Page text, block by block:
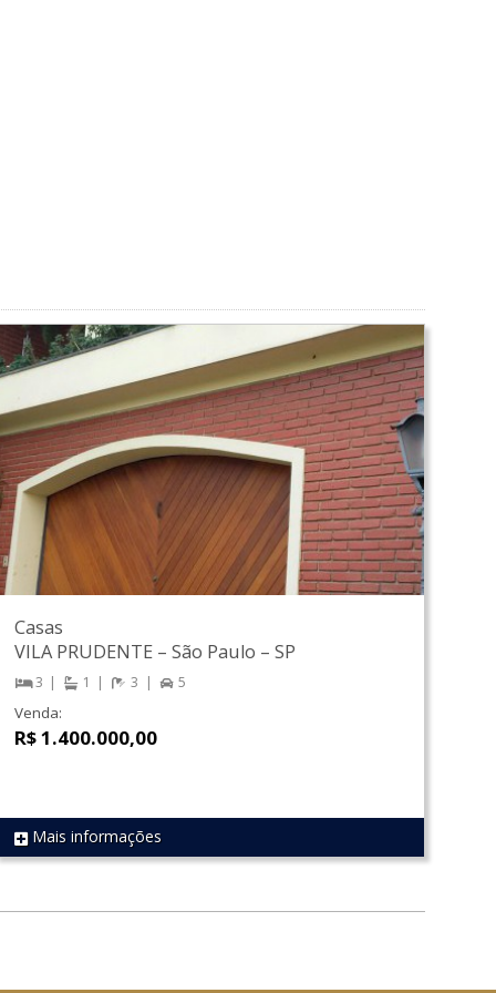
REF 762
Casas
VILA PRUDENTE –São Paulo –SP
3 1 3 5
Venda:
R$ 1.400.000,00
Mais informações